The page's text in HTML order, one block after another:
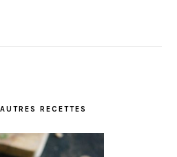
RECETTES